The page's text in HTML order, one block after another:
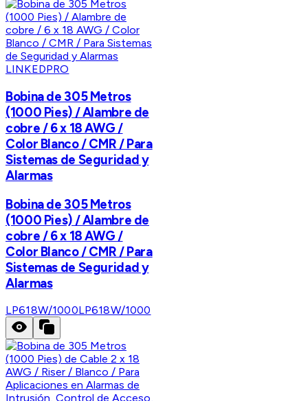
LINKEDPRO
Bobina de 305 Metros
(1000 Pies) / Alambre de
cobre / 6 x 18 AWG /
Color Blanco / CMR / Para
Sistemas de Seguridad y
Alarmas
Bobina de 305 Metros
(1000 Pies) / Alambre de
cobre / 6 x 18 AWG /
Color Blanco / CMR / Para
Sistemas de Seguridad y
Alarmas
LP618W/1000LP618W/1000